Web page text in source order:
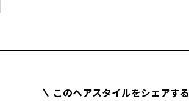
このヘアスタイルをシェアする